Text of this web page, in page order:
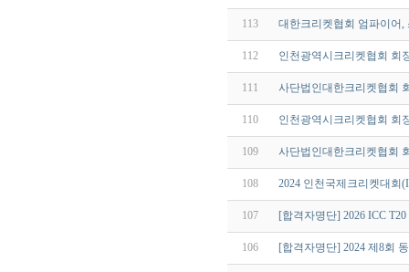
113 대한크리켓협회 엄파이어,
112 인천광역시크리켓협회 회
111 사단법인대한크리켓협회
110 인천광역시크리켓협회 회
109 사단법인대한크리켓협회
108 2024 인천국제크리켓대회
107 [합격자명단] 2026 ICC
106 [합격자명단] 2024 제8회